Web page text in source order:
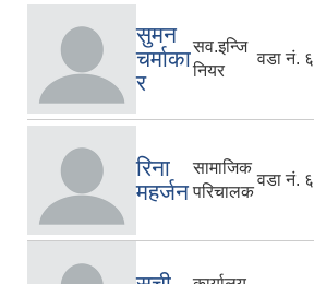
सुमन
चर्माका
र
सव.इन्जि
नियर
वडा नं. ६
रिना
महर्जन
सामाजिक
परिचालक
वडा नं. ६